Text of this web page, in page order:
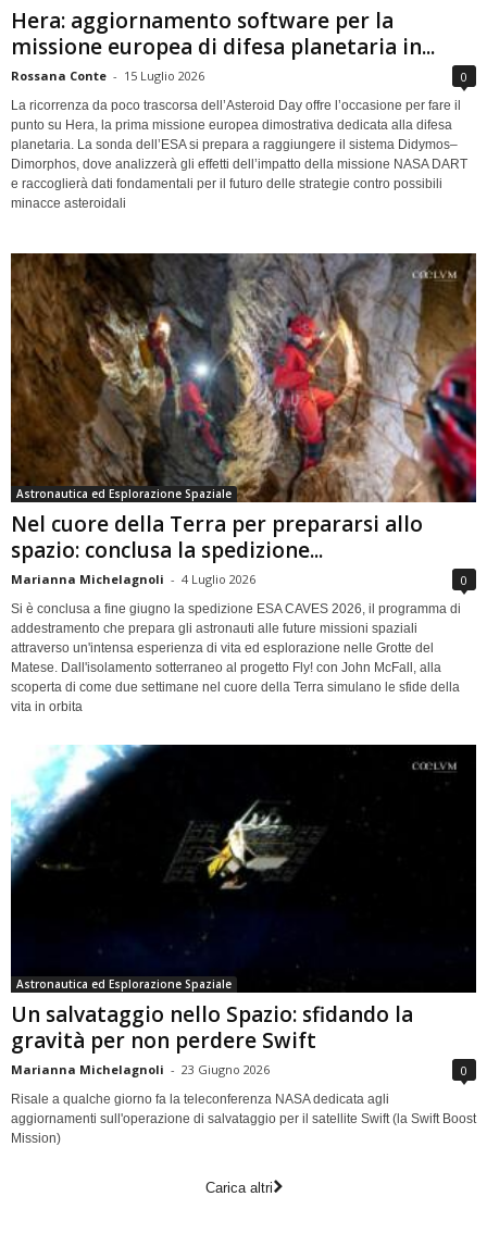
Hera: aggiornamento software per la
missione europea di difesa planetaria in...
Rossana Conte - 15 Luglio 2026 0
La ricorrenza da poco trascorsa dell’Asteroid Day offre l’occasione per fare il
punto su Hera, la prima missione europea dimostrativa dedicata alla difesa
planetaria. La sonda dell’ESA si prepara a raggiungere il sistema Didymos–
Dimorphos, dove analizzerà gli effetti dell’impatto della missione NASA DART
e raccoglierà dati fondamentali per il futuro delle strategie contro possibili
minacce asteroidali
Astronautica ed Esplorazione Spaziale
Nel cuore della Terra per prepararsi allo
spazio: conclusa la spedizione...
Marianna Michelagnoli - 4 Luglio 2026 0
Si è conclusa a fine giugno la spedizione ESA CAVES 2026, il programma di
addestramento che prepara gli astronauti alle future missioni spaziali
attraverso un'intensa esperienza di vita ed esplorazione nelle Grotte del
Matese. Dall'isolamento sotterraneo al progetto Fly! con John McFall, alla
scoperta di come due settimane nel cuore della Terra simulano le sfide della
vita in orbita
Astronautica ed Esplorazione Spaziale
Un salvataggio nello Spazio: sfidando la
gravità per non perdere Swift
Marianna Michelagnoli - 23 Giugno 2026 0
Risale a qualche giorno fa la teleconferenza NASA dedicata agli
aggiornamenti sull'operazione di salvataggio per il satellite Swift (la Swift Boost
Mission)
Carica altri